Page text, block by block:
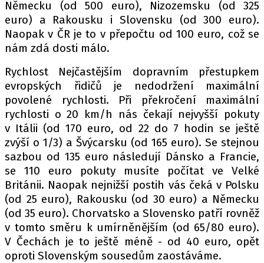
Provozovatelem serveru autoroad.cz je
INCORP MEDIA GROUP s.r.o., IČ: 118 23 054
Německu (od 500 euro), Nizozemsku (od 325
euro) a Rakousku i Slovensku (od 300 euro).
Naopak v ČR je to v přepočtu od 100 euro, což se
nám zdá dosti málo.
Rychlost Nejčastějším dopravním přestupkem
evropských řidičů je nedodržení maximální
povolené rychlosti. Při překročení maximální
rychlosti o 20 km/h nás čekají nejvyšší pokuty
v Itálii (od 170 euro, od 22 do 7 hodin se ještě
zvýší o 1/3) a Švýcarsku (od 165 euro). Se stejnou
sazbou od 135 euro následují Dánsko a Francie,
se 110 euro pokuty musíte počítat ve Velké
Británii. Naopak nejnižší postih vás čeká v Polsku
(od 25 euro), Rakousku (od 30 euro) a Německu
(od 35 euro). Chorvatsko a Slovensko patří rovněž
v tomto směru k umírněnějším (od 65/80 euro).
V Čechách je to ještě méně - od 40 euro, opět
oproti Slovenským sousedům zaostáváme.